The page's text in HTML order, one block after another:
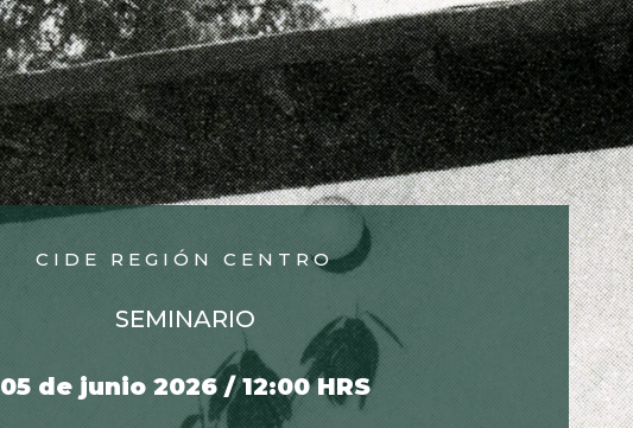
CIDE REGIÓN CENTRO
SEMINARIO
05 de junio 2026 / 12:00 HRS